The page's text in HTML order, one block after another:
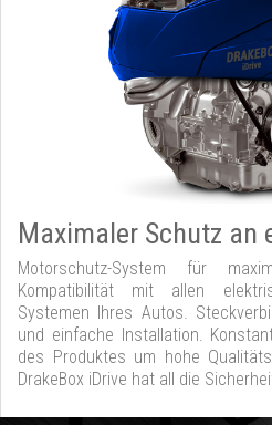
Maximaler Schutz an
Motorschutz-System für
Kompatibilität mit allen
Systemen Ihres Autos.
und einfache Installation.
des Produktes um hohe
DrakeBox iDrive hat all die